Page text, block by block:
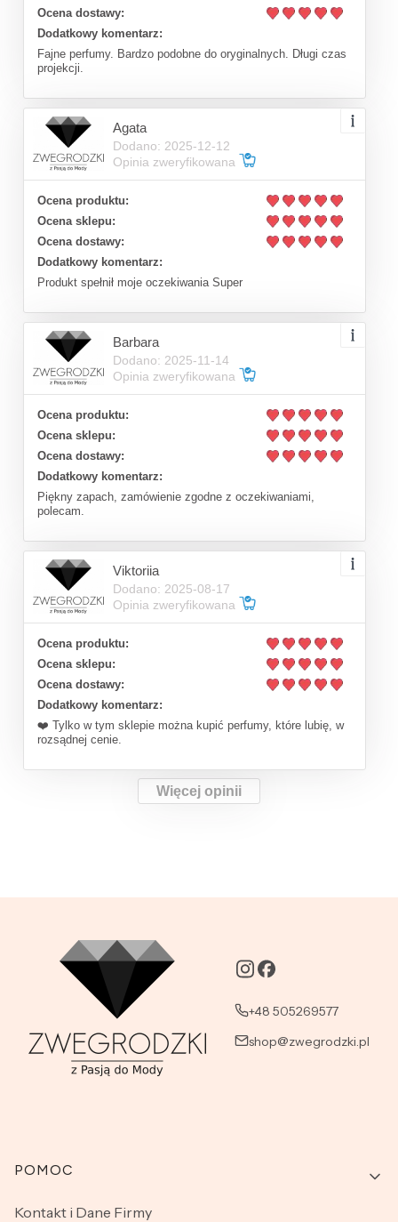
Ocena dostawy:
Dodatkowy komentarz:
Fajne perfumy. Bardzo podobne do oryginalnych. Długi czas
projekcji.
Agata
Dodano: 2025-12-12
Opinia zweryfikowana
Ocena produktu:
Ocena sklepu:
Ocena dostawy:
Dodatkowy komentarz:
Produkt spełnił moje oczekiwania Super
Barbara
Dodano: 2025-11-14
Opinia zweryfikowana
Ocena produktu:
Ocena sklepu:
Ocena dostawy:
Dodatkowy komentarz:
Piękny zapach, zamówienie zgodne z oczekiwaniami,
polecam.
Viktoriia
Dodano: 2025-08-17
Opinia zweryfikowana
Ocena produktu:
Ocena sklepu:
Ocena dostawy:
Dodatkowy komentarz:
❤️ Tylko w tym sklepie można kupić perfumy, które lubię, w
rozsądnej cenie.
Więcej opinii
+48 505269577
shop@zwegrodzki.pl
Linki w stopce
POMOC
Kontakt i Dane Firmy